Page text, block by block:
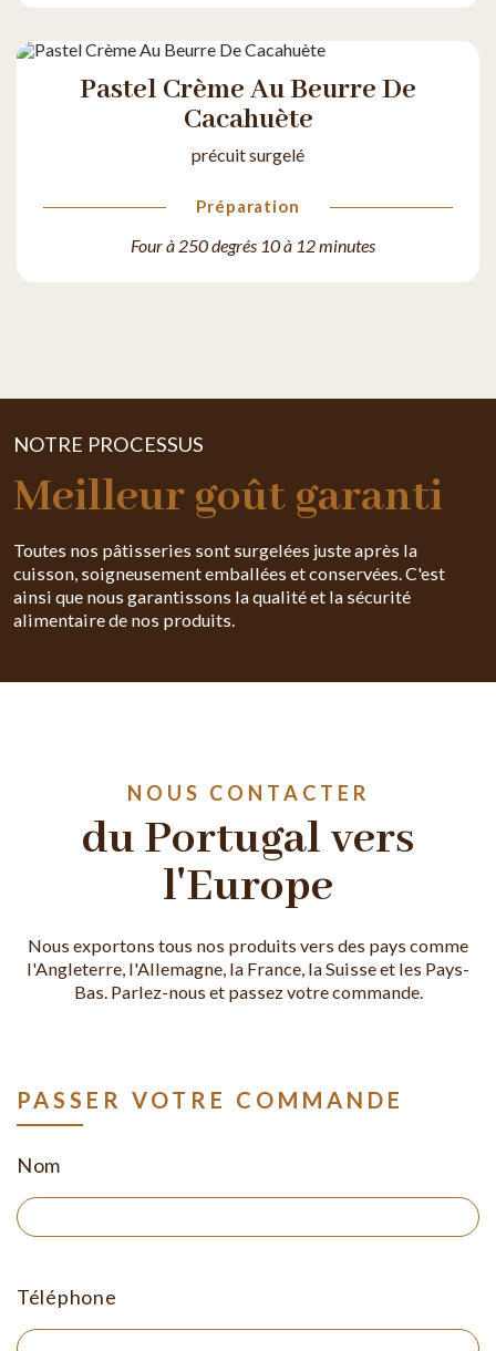
Pastel Crème Au Beurre De
Cacahuète
précuit surgelé
Préparation
Four à 250 degrés 10 à 12 minutes
NOTRE PROCESSUS
Meilleur goût garanti
Toutes nos pâtisseries sont surgelées juste après la
cuisson, soigneusement emballées et conservées. C'est
ainsi que nous garantissons la qualité et la sécurité
alimentaire de nos produits.
NOUS CONTACTER
du Portugal vers
l'Europe
Nous exportons tous nos produits vers des pays comme
l'Angleterre, l'Allemagne, la France, la Suisse et les Pays-
Bas. Parlez-nous et passez votre commande.
PASSER VOTRE COMMANDE
Nom
Téléphone